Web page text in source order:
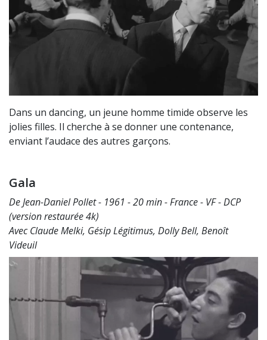
Dans un dancing, un jeune homme timide observe les
jolies filles. Il cherche à se donner une contenance,
enviant l’audace des autres garçons.
Gala
De Jean-Daniel Pollet - 1961 - 20 min - France - VF - DCP
(version restaurée 4k)
Avec Claude Melki, Gésip Légitimus, Dolly Bell, Benoît
Videuil